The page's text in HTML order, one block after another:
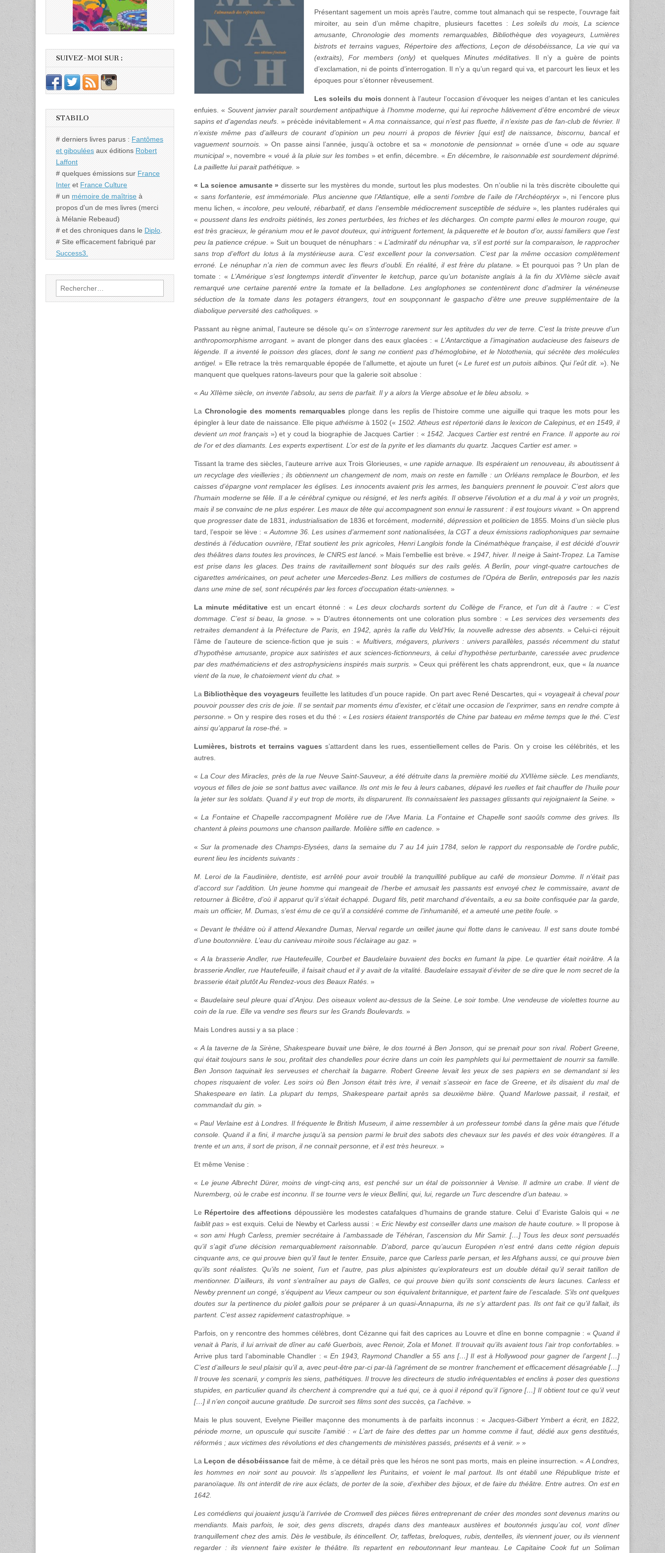
Présentant sagement un mois après l’autre, comme tout almanach qui se respecte, l’ouvrage fait
miroiter, au sein d’un même chapitre, plusieurs facettes : Les soleils du mois, La science
amusante, Chronologie des moments remarquables, Bibliothèque des voyageurs, Lumières
bistrots et terrains vagues, Répertoire des affections, Leçon de désobéissance, La vie qui va
(extraits), For members (only) et quelques Minutes méditatives . Il n’y a guère de points
d’exclamation, ni de points d’interrogation. Il n’y a qu’un regard qui va, et parcourt les lieux et les
époques pour s’étonner rêveusement.
Les soleils du moisdonnent à l’auteur l’occasion d’évoquer les neiges d’antan et les canicules
enfuies. « Souvent janvier paraît sourdement antipathique à l’homme moderne, qui lui reproche hâtivement d’être encombré de vieux
sapins et d’agendas neufs . » précède inévitablement « A ma connaissance, qui n’est pas fluette, il n’existe pas de fan-club de février. Il
n’existe même pas d’ailleurs de courant d’opinion un peu nourri à propos de février [qui est] de naissance, biscornu, bancal et
vaguement sournois.
» On passe ainsi l’année, jusqu’à octobre et sa « monotonie de pensionnat» ornée d’une «ode au square
municipal», novembre « voué à la pluie sur les tombes » et enfin, décembre. « En décembre, le raisonnable est sourdement déprimé.
La paillette lui parait pathétique. »
« La science amusante » disserte sur les mystères du monde, surtout les plus modestes. On n’oublie ni la très discrète ciboulette qui
« sans forfanterie, est immémoriale. Plus ancienne que l’Atlantique, elle a senti l’ombre de l’aile de l’Archéoptéryx », ni l’encore plus
menu lichen, «incolore, peu velouté, rébarbatif, et dans l’ensemble médiocrement susceptible de séduire », les plantes rudérales qui
« poussent dans les endroits piétinés, les zones perturbées, les friches et les décharges. On compte parmi elles le mouron rouge, qui
est très gracieux, le géranium mou et le pavot douteux, qui intriguent fortement, la pâquerette et le bouton d’or, aussi familiers que l’est
peu la patience crépue . » Suit un bouquet de nénuphars : «L’admiratif du nénuphar va, s’il est porté sur la comparaison, le rapprocher
sans trop d’effort du lotus à la mystérieuse aura. C’est excellent pour la conversation. C’est par la même occasion complètement
erroné. Le nénuphar n’a rien de commun avec les fleurs d’oubli. En réalité, il est frère du platane.
» Et pourquoi pas ? Un plan de
tomate : «L’Amérique s’est longtemps interdit d’inventer le ketchup, parce qu’un botaniste anglais à la fin du XVIème siècle avait
remarqué une certaine parenté entre la tomate et la belladone. Les anglophones se contentèrent donc d’admirer la vénéneuse
séduction de la tomate dans les potagers étrangers, tout en soupçonnant le gaspacho d’être une preuve supplémentaire de la
diabolique perversité des catholiques. »
Passant au règne animal, l’auteure se désole qu’«on s’interroge rarement sur les aptitudes du ver de terre. C’est la triste preuve d’un
anthropomorphisme arrogant. » avant de plonger dans des eaux glacées : « L’Antarctique a l’imagination audacieuse des faiseurs de
légende. Il a inventé le poisson des glaces, dont le sang ne contient pas d’hémoglobine, et le Notothenia, qui sécrète des molécules
antigel. » Elle retrace la très remarquable épopée de l’allumette, et ajoute un furet («Le furet est un putois albinos. Qui l’eût dit. »). Ne
manquent que quelques ratons-laveurs pour que la galerie soit absolue :
« Au XIIème siècle, on invente l’absolu, au sens de parfait. Il y a alors la Vierge absolue et le bleu absolu. »
La Chronologie des moments remarquables plonge dans les replis de l’histoire comme une aiguille qui traque les mots pour les
épingler à leur date de naissance. Elle piqueathéismeà 1502 (« 1502. Atheusest répertorié dans le lexicon de Calepinus, et en 1549, il
devient un mot français ») et y coud la biographie de Jacques Cartier : « 1542. Jacques Cartier est rentré en France. Il apporte au roi
de l’or et des diamants. Les experts expertisent. L’or est de la pyrite et les diamants du quartz. Jacques Cartier est amer. »
Tissant la trame des siècles, l’auteure arrive aux Trois Glorieuses, «une rapide arnaque. Ils espéraient un renouveau, ils aboutissent à
un recyclage des vieilleries ; ils obtiennent un changement de nom, mais on reste en famille : un Orléans remplace le Bourbon, et les
caisses d’épargne vont remplacer les églises. Les innocents avaient pris les armes, les banquiers prennent le pouvoir. C’est alors que
l’humain moderne se fêle. Il a le cérébral cynique ou résigné, et les nerfs agités. Il observe l’évolution et a du mal à y voir un progrès,
mais il se convainc de ne plus espérer. Les maux de tête qui accompagnent son ennui le rassurent : il est toujours vivant. » On apprend
queprogresser date de 1831,industrialisation de 1836 et forcément, modernité, dépression et politicien de 1855. Moins d’un siècle plus
tard, l’espoir se lève : « Automne 36. Les usines d’armement sont nationalisées, la CGT a deux émissions radiophoniques par semaine
destinés à l’éducation ouvrière, l’Etat soutient les prix agricoles, Henri Langlois fonde la Cinémathèque française, il est décidé d’ouvrir
des théâtres dans toutes les provinces, le CNRS est lancé. » Mais l’embellie est brève. « 1947, hiver. Il neige à Saint-Tropez. La Tamise
est prise dans les glaces. Des trains de ravitaillement sont bloqués sur des rails gelés. A Berlin, pour vingt-quatre cartouches de
cigarettes américaines, on peut acheter une Mercedes-Benz. Les milliers de costumes de l’Opéra de Berlin, entreposés par les nazis
dans une mine de sel, sont récupérés par les forces d’occupation états-uniennes. »
La minute méditativeest un encart étonné : «Les deux clochards sortent du Collège de France, et l’un dit à l’autre : « C’est
dommage. C’est si beau, la gnose.
» » D’autres étonnements ont une coloration plus sombre : « Les services des versements des
retraites demandent à la Préfecture de Paris, en 1942, après la rafle du Veld’Hiv, la nouvelle adresse des absents . » Celui-ci réjouit
l’âme de l’auteure de science-fiction que je suis : « Multivers, mégavers, plurivers : univers parallèles, passés récemment du statut
d’hypothèse amusante, propice aux satiristes et aux sciences-fictionneurs, à celui d’hypothèse perturbante, caressée avec prudence
par des mathématiciens et des astrophysiciens inspirés mais surpris. » Ceux qui préfèrent les chats apprendront, eux, que « la nuance
vient de la nue, le chatoiement vient du chat. »
La Bibliothèque des voyageurs feuillette les latitudes d’un pouce rapide. On part avec René Descartes, qui « voyageait à cheval pour
pouvoir pousser des cris de joie. Il se sentait par moments ému d’exister, et c’était une occasion de l’exprimer, sans en rendre compte à
personne . » On y respire des roses et du thé : «Les rosiers étaient transportés de Chine par bateau en même temps que le thé. C’est
ainsi qu’apparut la rose-thé. »
Lumières, bistrots et terrains vagues s’attardent dans les rues, essentiellement celles de Paris. On y croise les célébrités, et les
autres.
« La Cour des Miracles, près de la rue Neuve Saint-Sauveur, a été détruite dans la première moitié du XVIIème siècle. Les mendiants,
voyous et filles de joie se sont battus avec vaillance. Ils ont mis le feu à leurs cabanes, dépavé les ruelles et fait chauffer de l’huile pour
la jeter sur les soldats. Quand il y eut trop de morts, ils disparurent. Ils connaissaient les passages glissants qui rejoignaient la Seine. »
«La Fontaine et Chapelle raccompagnent Molière rue de l’Ave Maria. La Fontaine et Chapelle sont saoûls comme des grives. Ils
chantent à pleins poumons une chanson paillarde. Molière siffle en cadence. »
«Sur la promenade des Champs-Elysées, dans la semaine du 7 au 14 juin 1784, selon le rapport du responsable de l’ordre public,
eurent lieu les incidents suivants :
M. Leroi de la Faudinière, dentiste, est arrêté pour avoir troublé la tranquillité publique au café de monsieur Domme. Il n’était pas
d’accord sur l’addition. Un jeune homme qui mangeait de l’herbe et amusait les passants est envoyé chez le commissaire, avant de
retourner à Bicêtre, d’où il apparut qu’il s’était échappé. Dugard fils, petit marchand d’éventails, a eu sa boite confisquée par la garde,
mais un officier, M. Dumas, s’est ému de ce qu’il a considéré comme de l’inhumanité, et a ameuté une petite foule. »
«Devant le théâtre où il attend Alexandre Dumas, Nerval regarde un œillet jaune qui flotte dans le caniveau. Il est sans doute tombé
d’une boutonnière. L’eau du caniveau miroite sous l’éclairage au gaz. »
« A la brasserie Andler, rue Hautefeuille, Courbet et Baudelaire buvaient des bocks en fumant la pipe. Le quartier était noirâtre. A la
brasserie Andler, rue Hautefeuille, il faisait chaud et il y avait de la vitalité. Baudelaire essayait d’éviter de se dire que le nom secret de la
brasserie était plutôt Au Rendez-vous des Beaux Ratés . »
« Baudelaire seul pleure quai d’Anjou. Des oiseaux volent au-dessus de la Seine. Le soir tombe. Une vendeuse de violettes tourne au
coin de la rue. Elle va vendre ses fleurs sur les Grands Boulevards. »
Mais Londres aussi y a sa place :
« A la taverne de la Sirène, Shakespeare buvait une bière, le dos tourné à Ben Jonson, qui se prenait pour son rival. Robert Greene,
qui était toujours sans le sou, profitait des chandelles pour écrire dans un coin les pamphlets qui lui permettaient de nourrir sa famille.
Ben Jonson taquinait les serveuses et cherchait la bagarre. Robert Greene levait les yeux de ses papiers en se demandant si les
chopes risquaient de voler. Les soirs où Ben Jonson était très ivre, il venait s’asseoir en face de Greene, et ils disaient du mal de
Shakespeare en latin. La plupart du temps, Shakespeare partait après sa deuxième bière. Quand Marlowe passait, il restait, et
commandait du gin. »
«Paul Verlaine est à Londres. Il fréquente le British Museum, il aime ressembler à un professeur tombé dans la gêne mais que l’étude
console. Quand il a fini, il marche jusqu’à sa pension parmi le bruit des sabots des chevaux sur les pavés et des voix étrangères. Il a
trente et un ans, il sort de prison, il ne connait personne, et il est très heureux . »
Et même Venise :
« Le jeune Albrecht Dürer, moins de vingt-cinq ans, est penché sur un étal de poissonnier à Venise. Il admire un crabe. Il vient de
Nuremberg, où le crabe est inconnu. Il se tourne vers le vieux Bellini, qui, lui, regarde un Turc descendre d’un bateau . »
Le Répertoire des affections dépoussière les modestes catafalques d’humains de grande stature. Celui d’ Evariste Galois qui «ne
faiblit pas » est exquis. Celui de Newby et Carless aussi : «Eric Newby est conseiller dans une maison de haute couture. » Il propose à
«son ami Hugh Carless, premier secrétaire à l’ambassade de Téhéran, l’ascension du Mir Samir. […] Tous les deux sont persuadés
qu’il s’agit d’une décision remarquablement raisonnable. D’abord, parce qu’aucun Européen n’est entré dans cette région depuis
cinquante ans, ce qui prouve bien qu’il faut le tenter. Ensuite, parce que Carless parle persan, et les Afghans aussi, ce qui prouve bien
qu’ils sont réalistes. Qu’ils ne soient, l’un et l’autre, pas plus alpinistes qu’explorateurs est un double détail qu’il serait tatillon de
mentionner. D’ailleurs, ils vont s’entraîner au pays de Galles, ce qui prouve bien qu’ils sont conscients de leurs lacunes. Carless et
Newby prennent un congé, s’équipent au Vieux campeur ou son équivalent britannique, et partent faire de l’escalade. S’ils ont quelques
doutes sur la pertinence du piolet gallois pour se préparer à un quasi-Annapurna, ils ne s’y attardent pas. Ils ont fait ce qu’il fallait, ils
partent. C’est assez rapidement catastrophique. »
Parfois, on y rencontre des hommes célèbres, dont Cézanne qui fait des caprices au Louvre et dîne en bonne compagnie : «Quand il
venait à Paris, il lui arrivait de dîner au café Guerbois, avec Renoir, Zola et Monet. Il trouvait qu’ils avaient tous l’air trop confortables. »
Arrive plus tard l’abominable Chandler : «En 1943, Raymond Chandler a 55 ans […] Il est à Hollywood pour gagner de l’argent […]
C’est d’ailleurs le seul plaisir qu’il a, avec peut-être par-ci par-là l’agrément de se montrer franchement et efficacement désagréable […]
Il trouve les scenarii, y compris les siens, pathétiques. Il trouve les directeurs de studio infréquentables et enclins à poser des questions
stupides, en particulier quand ils cherchent à comprendre qui a tué qui, ce à quoi il répond qu’il l’ignore […] Il obtient tout ce qu’il veut
[…] il n’en conçoit aucune gratitude. De surcroit ses films sont des succès, ça l’achève. »
Mais le plus souvent, Evelyne Pieiller maçonne des monuments à de parfaits inconnus : « Jacques-Gilbert Ymbert a écrit, en 1822,
période morne, un opuscule qui suscite l’amitié : « L’art de faire des dettes par un homme comme il faut, dédié aux gens destitués,
réformés ; aux victimes des révolutions et des changements de ministères passés, présents et à venir. » »
La Leçon de désobéissance fait de même, à ce détail près que les héros ne sont pas morts, mais en pleine insurrection. « A Londres,
les hommes en noir sont au pouvoir. Ils s’appellent les Puritains, et voient le mal partout. Ils ont établi une République triste et
paranoïaque. Ils ont interdit de rire aux éclats, de porter de la soie, d’exhiber des bijoux, et de faire du théâtre. Entre autres. On est en
1642.
Les comédiens qui jouaient jusqu’à l’arrivée de Cromwell des pièces fières entreprenant de créer des mondes sont devenus marins ou
mendiants. Mais parfois, le soir, des gens discrets, drapés dans des manteaux austères et boutonnés jusqu’au col, vont dîner
tranquillement chez des amis. Dès le vestibule, ils étincellent. Or, taffetas, breloques, rubis, dentelles, ils viennent jouer, ou ils viennent
regarder : ils viennent faire exister le théâtre. Ils repartent en reboutonnant leur manteau. Le Capitaine Cook fut un Soliman
SUIVEZ-MOI SUR :
STABILO
# derniers livres parus : Fantômes
et giboulées aux éditions Robert
Laffont
# quelques émissions sur France
Inter et France Culture
# un mémoire de maîtrise à
propos d'un de mes livres (merci
à Mélanie Rebeaud)
# et des chroniques dans le Diplo
# Site efficacement fabriqué par
Success3.
Rechercher :